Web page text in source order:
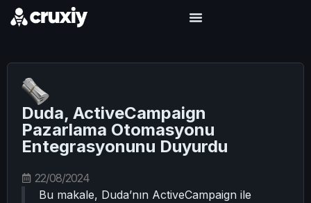
Duda, ActiveCampaign
Pazarlama Otomasyonu
Entegrasyonunu Duyurdu
22/08/2024
Bu makale, Duda’nın ActiveCampaign ile